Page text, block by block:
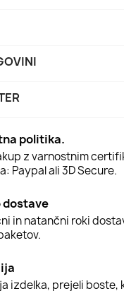
politika.
z varnostnim
Paypal ali 3D Secure.
in natančni roki
izdelka, prejeli boste,